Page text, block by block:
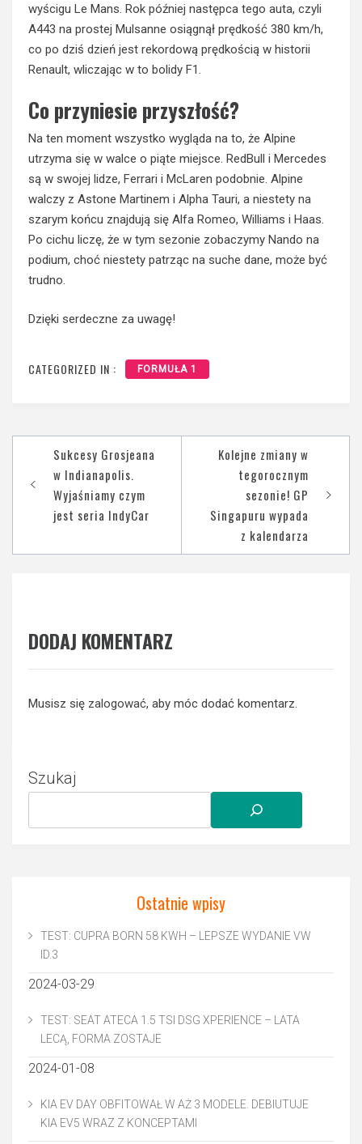
wyścigu Le Mans. Rok później następca tego auta, czyli
A443 na prostej Mulsanne osiągnął prędkość 380 km/h,
co po dziś dzień jest rekordową prędkością w historii
Renault, wliczając w to bolidy F1.
Co przyniesie przyszłość?
Na ten moment wszystko wygląda na to, że Alpine
utrzyma się w walce o piąte miejsce. RedBull i Mercedes
są w swojej lidze, Ferrari i McLaren podobnie. Alpine
walczy z Astone Martinem i Alpha Tauri, a niestety na
szarym końcu znajdują się Alfa Romeo, Williams i Haas.
Po cichu liczę, że w tym sezonie zobaczymy Nando na
podium, choć niestety patrząc na suche dane, może być
trudno.
Dzięki serdeczne za uwagę!
CATEGORIZED IN : FORMUŁA 1
Nawigacja
wpisu
Sukcesy Grosjeana
w Indianapolis.
Wyjaśniamy czym
jest seria IndyCar
Kolejne zmiany w
tegorocznym
sezonie! GP
Singapuru wypada
z kalendarza
DODAJ KOMENTARZ
Musisz się zalogować, aby móc dodać komentarz.
Szukaj
Ostatnie wpisy
TEST: CUPRA BORN 58 KWH – LEPSZE WYDANIE VW
ID.3
2024-03-29
TEST: SEAT ATECA 1.5 TSI DSG XPERIENCE – LATA
LECĄ, FORMA ZOSTAJE
2024-01-08
KIA EV DAY OBFITOWAŁ W AŻ 3 MODELE. DEBIUTUJE
KIA EV5 WRAZ Z KONCEPTAMI